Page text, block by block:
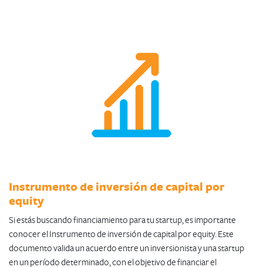
Instrumento de inversión de capital por
equity
Si estás buscando financiamiento para tu startup, es importante
conocer el Instrumento de inversión de capital por equity. Este
documento valida un acuerdo entre un inversionista y una startup
en un período determinado, con el objetivo de financiar el